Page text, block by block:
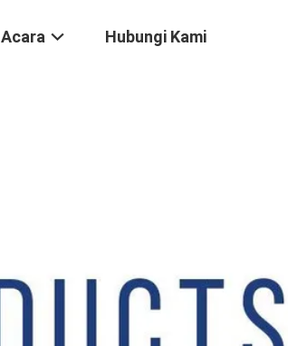
Acara Hubungi Kami